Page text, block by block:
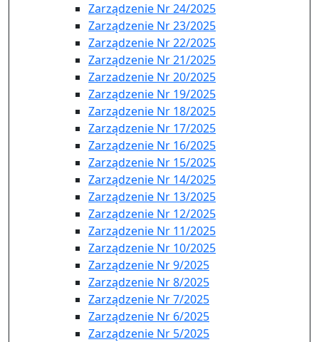
Zarządzenie Nr 24/2025
Zarządzenie Nr 23/2025
Zarządzenie Nr 22/2025
Zarządzenie Nr 21/2025
Zarzadzenie Nr 20/2025
Zarządzenie Nr 19/2025
Zarządzenie Nr 18/2025
Zarządzenie Nr 17/2025
Zarządzenie Nr 16/2025
Zarządzenie Nr 15/2025
Zarządzenie Nr 14/2025
Zarządzenie Nr 13/2025
Zarządzenie Nr 12/2025
Zarządzenie Nr 11/2025
Zarządzenie Nr 10/2025
Zarządzenie Nr 9/2025
Zarządzenie Nr 8/2025
Zarządzenie Nr 7/2025
Zarządzenie Nr 6/2025
Zarządzenie Nr 5/2025